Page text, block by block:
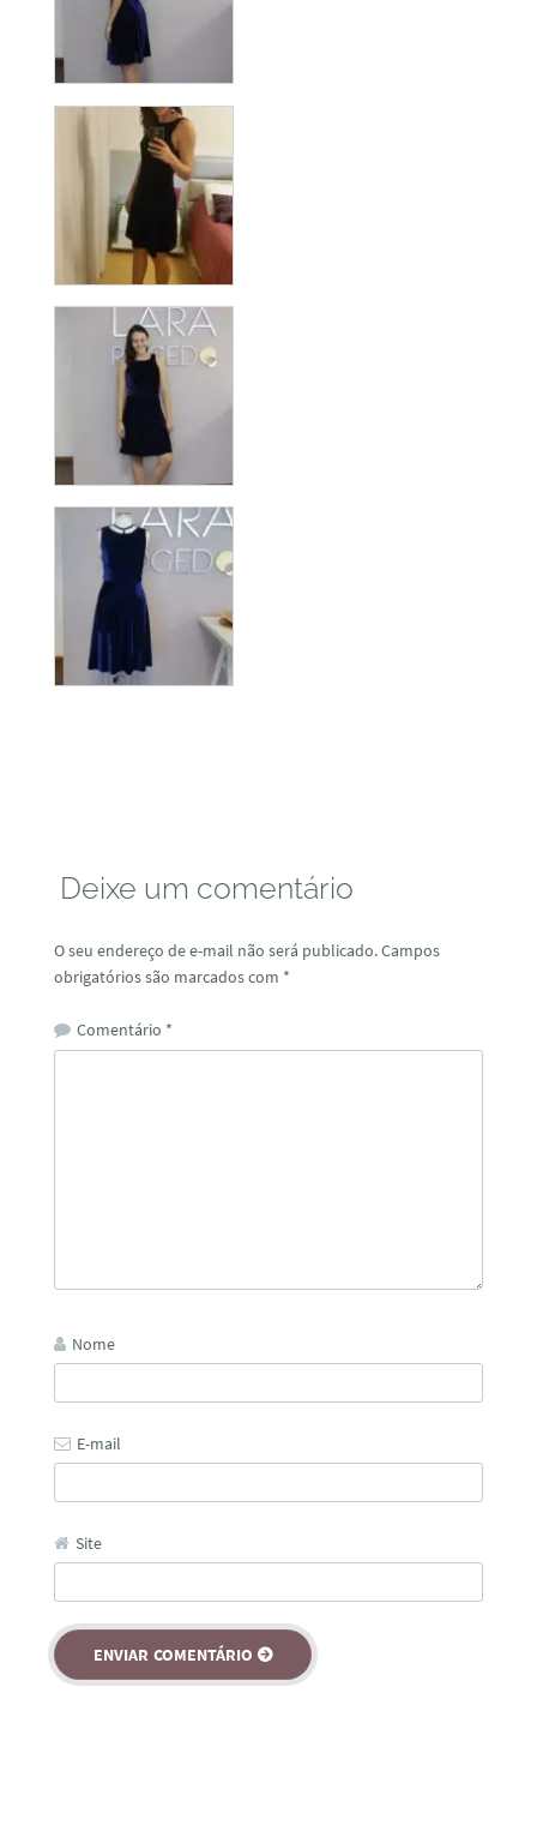
Deixe um comentário
O seu endereço de e-mail não será publicado.Campos
obrigatórios são marcados com *
Comentário *
Nome
E-mail
Site